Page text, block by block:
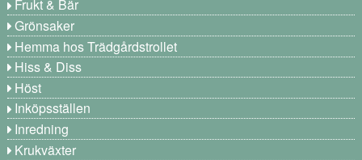
Frukt & Bär
Grönsaker
Hemma hos Trädgårdstrollet
Hiss & Diss
Höst
Inköpsställen
Inredning
Krukväxter